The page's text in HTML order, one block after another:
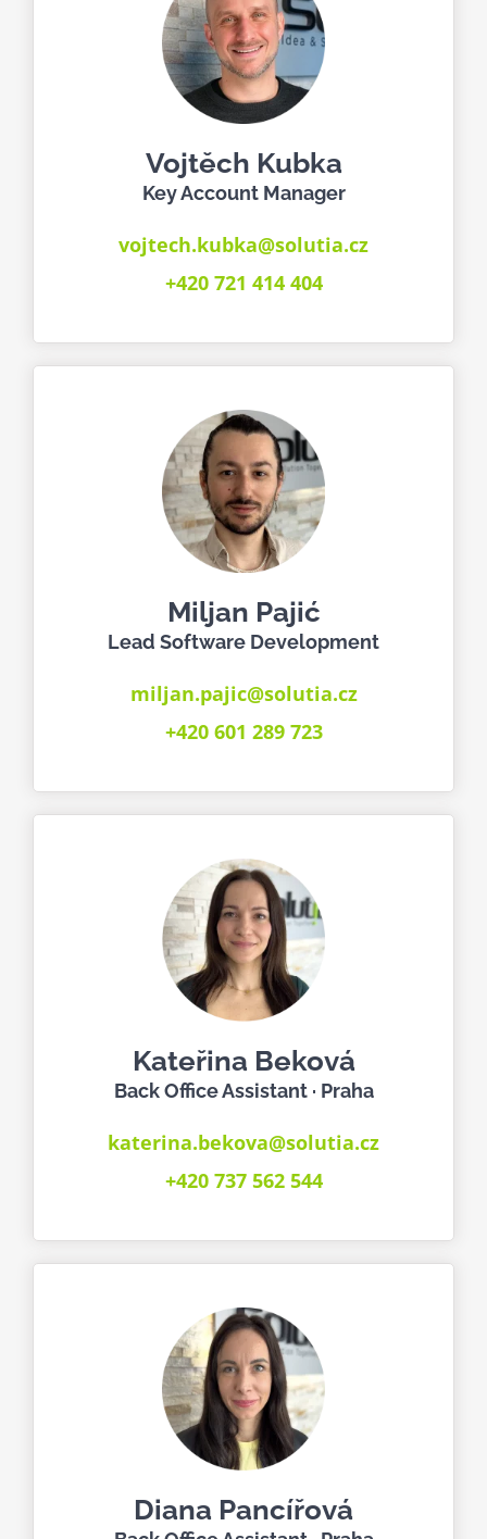
Vojtěch Kubka
Key Account Manager
vojtech.kubka@solutia.cz
+420 721 414 404
Miljan Pajić
Lead Software Development
miljan.pajic@solutia.cz
+420 601 289 723
Kateřina Beková
Back Office Assistant · Praha
katerina.bekova@solutia.cz
+420 737 562 544
Diana Pancířová